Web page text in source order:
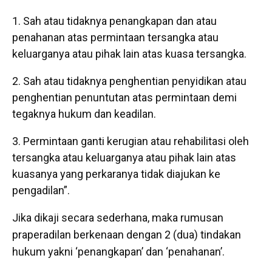
Sah atau tidaknya penangkapan dan atau
penahanan atas permintaan tersangka atau
keluarganya atau pihak lain atas kuasa tersangka.
Sah atau tidaknya penghentian penyidikan atau
penghentian penuntutan atas permintaan demi
tegaknya hukum dan keadilan.
Permintaan ganti kerugian atau rehabilitasi oleh
tersangka atau keluarganya atau pihak lain atas
kuasanya yang perkaranya tidak diajukan ke
pengadilan”.
Jika dikaji secara sederhana, maka rumusan
praperadilan berkenaan dengan 2 (dua) tindakan
hukum yakni ‘penangkapan’ dan ‘penahanan’.